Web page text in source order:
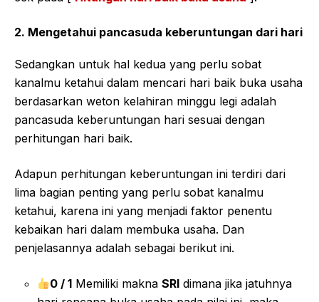
2. Mengetahui pancasuda keberuntungan dari hari
Sedangkan untuk hal kedua yang perlu sobat
kanalmu ketahui dalam mencari hari baik buka usaha
berdasarkan weton kelahiran minggu legi adalah
pancasuda keberuntungan hari sesuai dengan
perhitungan hari baik.
Adapun perhitungan keberuntungan ini terdiri dari
lima bagian penting yang perlu sobat kanalmu
ketahui, karena ini yang menjadi faktor penentu
kebaikan hari dalam membuka usaha. Dan
penjelasannya adalah sebagai berikut ini.
0 / 1 Memiliki maknaSRI dimana jika jatuhnya